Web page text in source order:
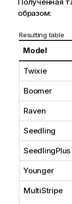
образом:
Resulting table
Model
Twixie
Boomer
Raven
Seedling
SeedlingPlus
Younger
MultiStripe